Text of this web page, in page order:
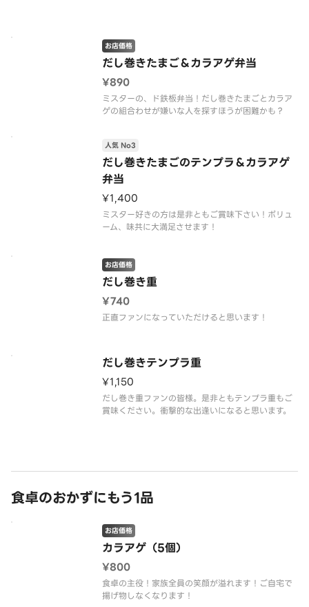
だし巻きたまご＆カラアゲ弁当
お店価格
¥890
ミスターの、ド鉄板弁当！だし巻きたまごとカラア
ゲの組合わせが嫌いな人を探すほうが困難かも？
だし巻きたまごのテンプラ＆カラアゲ
弁当
人気 No3
¥1,400
ミスター好きの方は是非ともご賞味下さい！ボリュ
ーム、味共に大満足させます！
だし巻き重
お店価格
¥740
正直ファンになっていただけると思います！
だし巻きテンプラ重
¥1,150
だし巻き重ファンの皆様。是非ともテンプラ重もご
賞味ください。衝撃的な出逢いになると思います。
食卓のおかずにもう1品
カラアゲ（5個）
お店価格
¥800
食卓の主役！家族全員の笑顔が溢れます！ご自宅で
揚げ物しなくなります！